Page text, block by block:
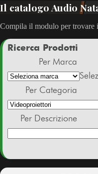
Il catalogo Audio
Compila il modulo per trovare
Ricerca Prodotti
Per Marca
Per Categoria
Per Descrizione